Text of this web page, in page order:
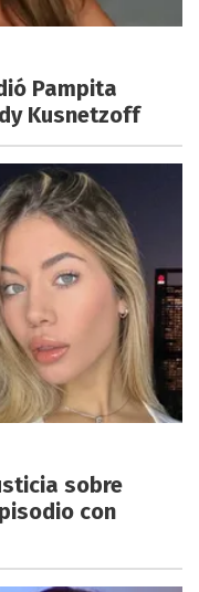
Pampita
Kusnetzoff
sobre
con